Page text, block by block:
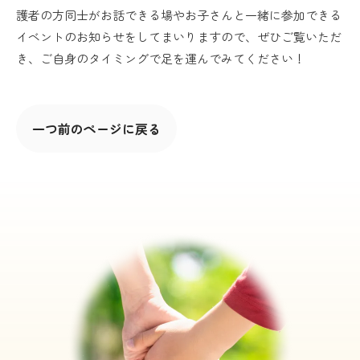
護者の方同士がお話できる場やお子さんと一緒に参加できる
イベントのお知らせをしてまいりますので、ぜひご覧いただ
き、ご自身のタイミングで足を運んでみてください！
一つ前のページに戻る